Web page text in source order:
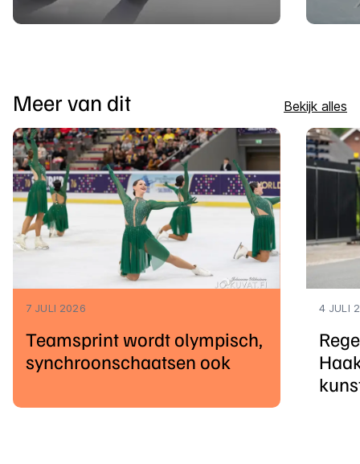
Meer van dit Bekijk alles
7 JULI 2026
Teamsprint wordt olympisch,
synchroonschaatsen ook
4 JULI